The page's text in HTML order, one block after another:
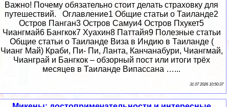
Важно! Почему обязательно стоит делать страховку для
путешествий. Оглавление1 Общие статьи о Таиланде2
Остров Панган3 Остров Самуи4 Остров Пхукет5
Чиангмай6 Бангкок7 Хуахин8 Паттайя9 Полезные статьи
Общие статьи о Таиланде Виза в Индию в Таиланде (
Чианг Май) Краби, Пи- Пи, Ланта, Канчанабури, Чиангмай,
Чианграй и Бангкок – обзорный пост или итоги трёх
месяцев в Таиланде Випассана …...
31 07 2026 10:50:37